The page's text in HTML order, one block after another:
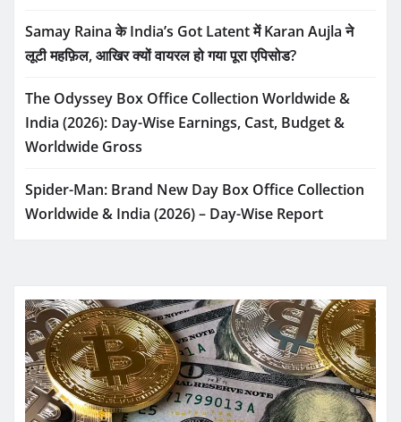
Samay Raina के India’s Got Latent में Karan Aujla ने
लूटी महफ़िल, आखिर क्यों वायरल हो गया पूरा एपिसोड?
The Odyssey Box Office Collection Worldwide &
India (2026): Day-Wise Earnings, Cast, Budget &
Worldwide Gross
Spider-Man: Brand New Day Box Office Collection
Worldwide & India (2026) – Day-Wise Report